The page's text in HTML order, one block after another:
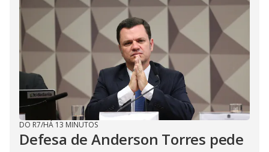
DO R7/HÁ 13 MINUTOS
Defesa de Anderson Torres pede